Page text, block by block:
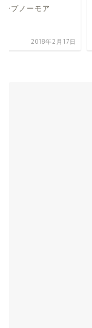
ーヨーク三田会総会
2018年2月26日